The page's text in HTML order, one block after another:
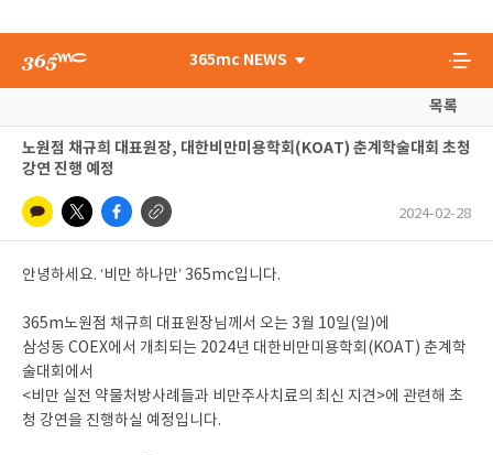
365mc NEWS
목록
노원점 채규희 대표원장, 대한비만미용학회(KOAT) 춘계학술대회 초청
강연 진행 예정
2024-02-28
안녕하세요. ‘비만 하나만’ 365mc입니다.
365m노원점 채규희 대표원장님께서 오는 3월 10일(일)에
삼성동 COEX에서 개최되는 2024년 대한비만미용학회(KOAT) 춘계학
술대회에서
<비만 실전 약물처방사례들과 비만주사치료의 최신 지견>에 관련해 초
청 강연을 진행하실 예정입니다.